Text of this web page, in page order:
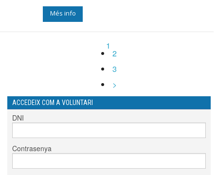
Més info
1
2
3
>
ACCEDEIX COM A VOLUNTARI
DNI
Contrasenya